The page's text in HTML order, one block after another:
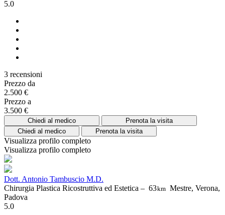
5.0
3 recensioni
Prezzo da
2.500 €
Prezzo a
3.500 €
Chiedi al medico
Prenota la visita
Chiedi al medico
Prenota la visita
Visualizza profilo completo
Visualizza profilo completo
Dott. Antonio Tambuscio M.D.
Chirurgia Plastica Ricostruttiva ed Estetica – 63km Mestre, Verona,
Padova
5.0